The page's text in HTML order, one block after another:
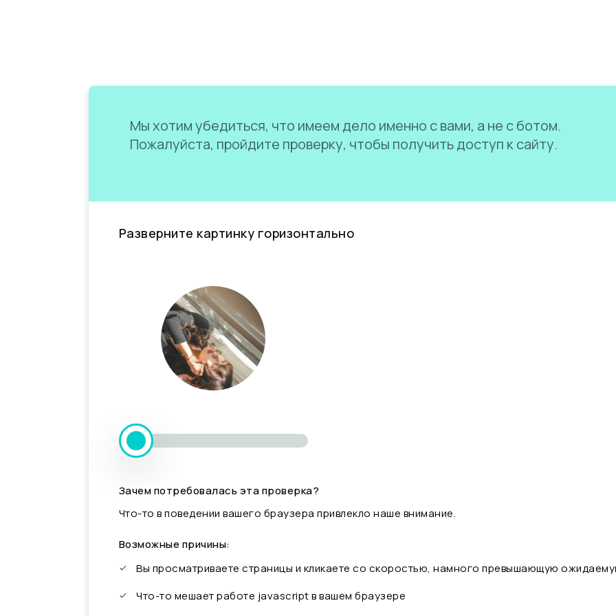
Мы хотим убедиться, что имеем дело именно с вами, а не с ботом.
Пожалуйста, пройдите проверку, чтобы получить доступ к сайту.
Разверните картинку горизонтально
Зачем потребовалась эта проверка?
Что-то в поведении вашего браузера привлекло наше внимание.
Возможные причины:
Вы просматриваете страницы и кликаете со скоростью, намного превышающую
Что-то мешает работе javascript в вашем браузере